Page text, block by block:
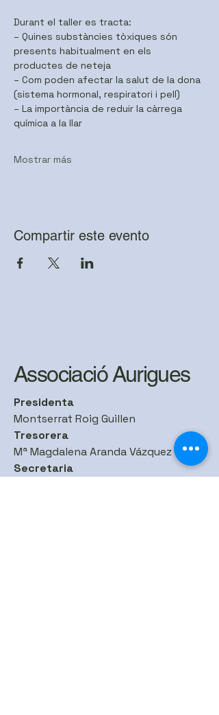
Durant el taller es tracta:
– Quines substàncies tòxiques són
presents habitualment en els
productes de neteja
– Com poden afectar la salut de la dona
(sistema hormonal, respiratori i pell)
– La importància de reduir la càrrega
química a la llar
Mostrar más
Compartir este evento
Associació Aurigues
Presidenta
Montserrat Roig Guillen
Tresorera
Mª Magdalena Aranda Vázquez
Secretaria